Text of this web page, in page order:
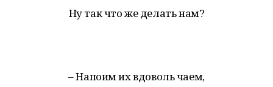
Ну так что же делать нам?
– Напоим их вдоволь чаем,